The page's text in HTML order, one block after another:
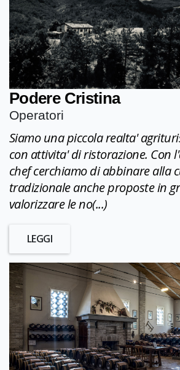
Podere Cristina
Operatori
Siamo una piccola realta'
con attivita' di ristorazione. Con
chef cerchiamo di abbinare alla
tradizionale anche proposte in
valorizzare le no(...)
LEGGI